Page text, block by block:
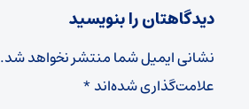
دیدگاهتان را بنویسید
نشانی ایمیل شما منتشر نخواهد شد.
علامت‌گذاری شده‌اند*